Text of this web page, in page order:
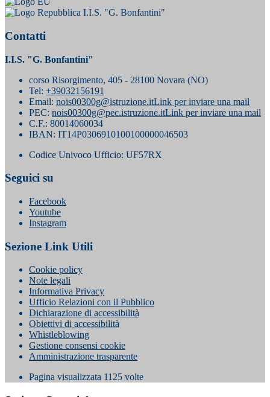
I.I.S. "G. Bonfantini"
Contatti
I.I.S. "G. Bonfantini"
corso Risorgimento, 405 - 28100 Novara (NO)
Tel: +39032156191
Email: nois00300g@istruzione.itLink per inviare una mail
PEC: nois00300g@pec.istruzione.itLink per inviare una mail
C.F.: 80014060034
IBAN: IT14P0306910100100000046503
Codice Univoco Ufficio: UF57RX
Seguici su
Facebook
Youtube
Instagram
Sezione Link Utili
Cookie policy
Note legali
Informativa Privacy
Ufficio Relazioni con il Pubblico
Dichiarazione di accessibilità
Obiettivi di accessibilità
Whistleblowing
Gestione consensi cookie
Amministrazione trasparente
Pagina visualizzata 1125 volte